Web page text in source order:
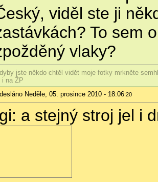
viděl ste ji
To sem
vlaky?
jste někdo chtěl vidět moje fotky mrkněte
i na ŽP
Neděle, 05. prosince 2010 - 18:06:20
a stejný stroj jel i